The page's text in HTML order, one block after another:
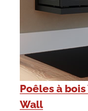
Poêles à
Wall